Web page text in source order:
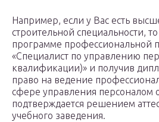
Например, если у Вас есть
строительной специальности,
программе профессиональной
«Специалист по управлению
квалификации)» и получив
право на ведение
сфере управления персоналом
подтверждается решением
учебного заведения.